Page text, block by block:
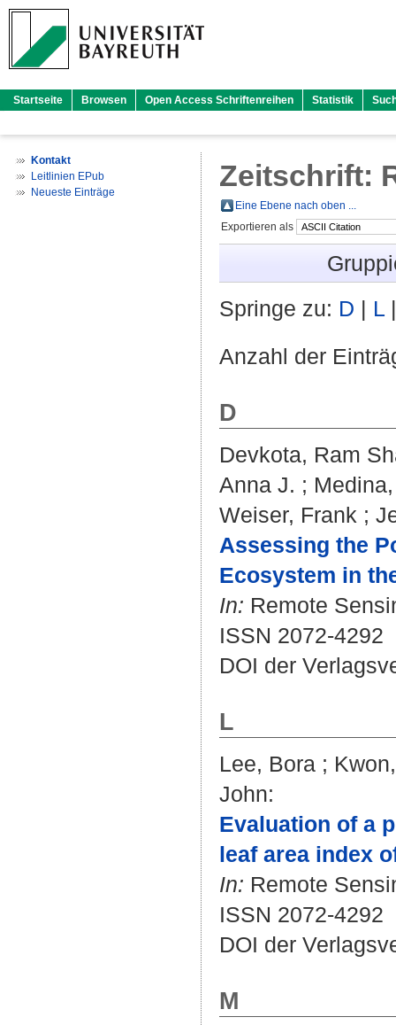
Startseite Browsen Open Access Schriftenreihen Statistik
Kontakt
Leitlinien EPub
Neueste Einträge
Zeitschrift:
Eine Ebene nach oben ...
Exportieren als
Springe zu: D | L
Anzahl der
D
Devkota, Ram
Anna J. ;
Weiser, Frank ;
Assessing the
Ecosystem in
In: Remote
ISSN 2072-4292
DOI der
L
Lee, Bora ;
John:
Evaluation of a
leaf area index
In: Remote
ISSN 2072-4292
DOI der
M